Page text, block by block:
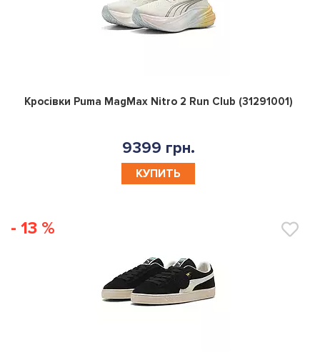
0
Кросівки Puma MagMax Nitro 2 Run Club (31291001)
9399 грн.
КУПИТЬ
- 13 %